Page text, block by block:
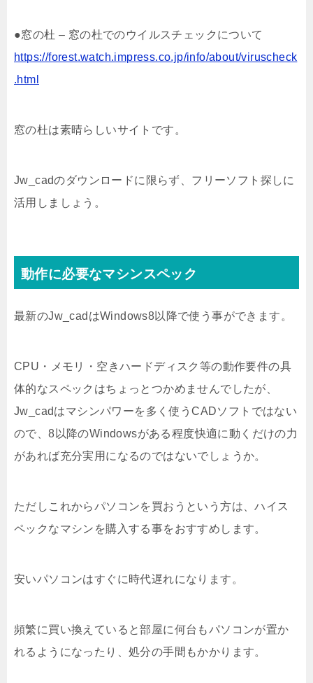
●窓の杜 – 窓の杜でのウイルスチェックについて
https://forest.watch.impress.co.jp/info/about/viruscheck
.html
窓の杜は素晴らしいサイトです。
Jw_cadのダウンロードに限らず、フリーソフト探しに
活用しましょう。
動作に必要なマシンスペック
最新のJw_cadはWindows8以降で使う事ができます。
CPU・メモリ・空きハードディスク等の動作要件の具
体的なスペックはちょっとつかめませんでしたが、
Jw_cadはマシンパワーを多く使うCADソフトではない
ので、8以降のWindowsがある程度快適に動くだけの力
があれば充分実用になるのではないでしょうか。
ただしこれからパソコンを買おうという方は、ハイス
ペックなマシンを購入する事をおすすめします。
安いパソコンはすぐに時代遅れになります。
頻繁に買い換えていると部屋に何台もパソコンが置か
れるようになったり、処分の手間もかかります。